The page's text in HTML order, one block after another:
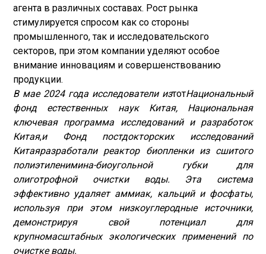
агента в различных составах. Рост рынка
стимулируется спросом как со стороны
промышленного, так и исследовательского
секторов, при этом компании уделяют особое
внимание инновациям и совершенствованию
продукции.
В мае 2024 года исследователи изтотНациональный
фонд естественных наук Китая, Национальная
ключевая программа исследований и разработок
Китая,и Фонд постдокторских исследований
Китаяразработали реактор биопленки из сшитого
полиэтиленимина-биоугольной губки для
олиготрофной очистки воды. Эта система
эффективно удаляет аммиак, кальций и фосфаты,
используя при этом низкоуглеродные источники,
демонстрируя свой потенциал для
крупномасштабных экологических применений по
очистке воды.